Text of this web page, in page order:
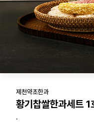
제천약초한과
황기찹쌀한과세트
.